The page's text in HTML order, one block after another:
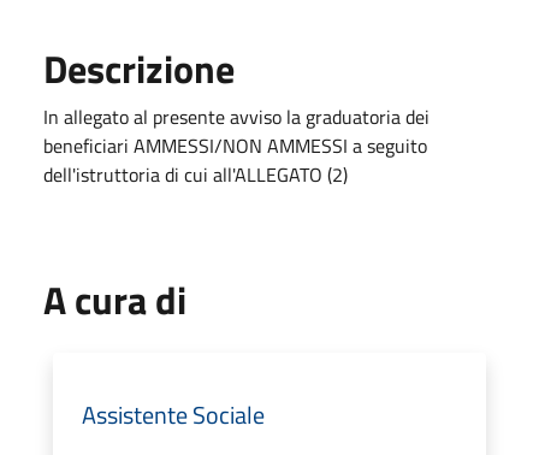
Descrizione
In allegato al presente avviso la graduatoria dei
beneficiari AMMESSI/NON AMMESSI a seguito
dell'istruttoria di cui all'ALLEGATO (2)
A cura di
Assistente Sociale